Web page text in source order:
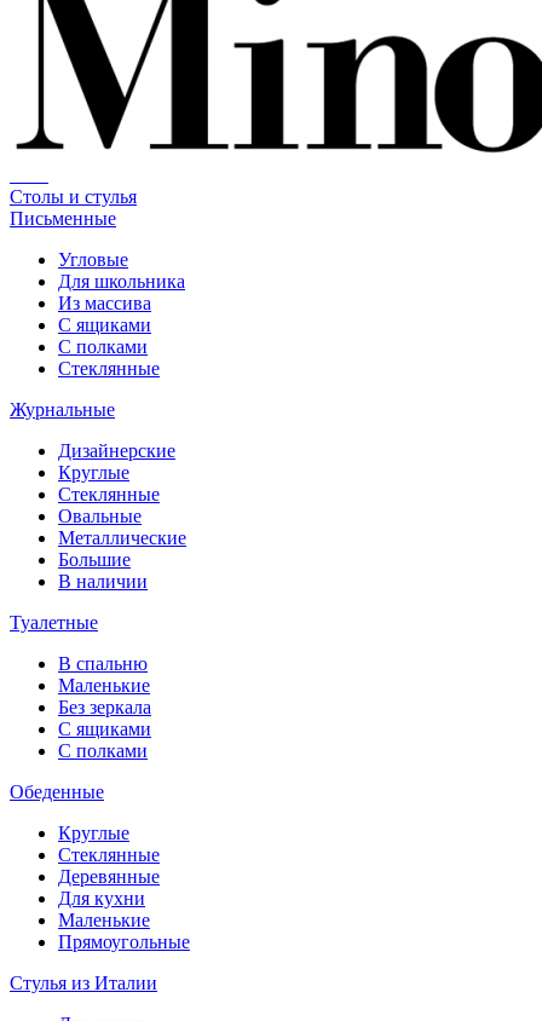
Столы и стулья
Письменные
Угловые
Для школьника
Из массива
С ящиками
С полками
Стеклянные
Журнальные
Дизайнерские
Круглые
Стеклянные
Овальные
Металлические
Большие
В наличии
Туалетные
В спальню
Маленькие
Без зеркала
С ящиками
С полками
Обеденные
Круглые
Стеклянные
Деревянные
Для кухни
Маленькие
Прямоугольные
Стулья из Италии